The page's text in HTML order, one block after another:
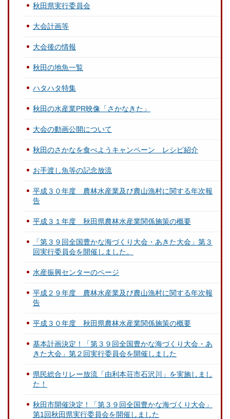
秋田県実行委員会
大会計画等
大会後の情報
秋田の地魚一覧
ハタハタ特集
秋田の水産業PR映像「さかなきた」
大会の動画公開について
秋田のさかなを食べようキャンペーン レシピ紹介
お手渡し魚等の記念放流
平成３０年度 農林水産業及び農山漁村に関する年次報
告
平成３１年度 秋田県農林水産業関係施策の概要
「第３９回全国豊かな海づくり大会・あきた大会」第３
回実行委員会を開催しました。
水産振興センターのページ
平成２９年度 農林水産業及び農山漁村に関する年次報
告
平成３０年度 秋田県農林水産業関係施策の概要
基本計画決定！「第３９回全国豊かな海づくり大会・あ
きた大会」第２回実行委員会を開催しました
県民総合リレー放流「由利本荘市石沢川」を実施しまし
た！
秋田市開催決定！「第３９回全国豊かな海づくり大会」
第1回秋田県実行委員会を開催しました